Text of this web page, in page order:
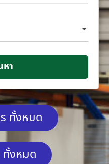
า
ทั้งหมด
ทั้งหมด